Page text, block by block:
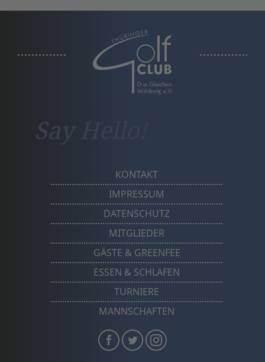
a
Say Hello!
KONTAKT
IMPRESSUM
DATENSCHUTZ
MITGLIEDER
GÄSTE & GREENFEE
ESSEN & SCHLAFEN
TURNIERE
MANNSCHAFTEN